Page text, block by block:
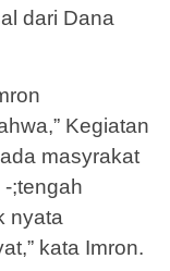
dari Dana
Kegiatan
masyrakat
;tengah
nyata
kata Imron.